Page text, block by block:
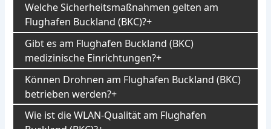
Welche Sicherheitsmaßnahmen gelten am
Flughafen Buckland (BKC)?
Gibt es am Flughafen Buckland (BKC)
medizinische Einrichtungen?
Können Drohnen am Flughafen Buckland (BKC)
betrieben werden?
Wie ist die WLAN-Qualität am Flughafen